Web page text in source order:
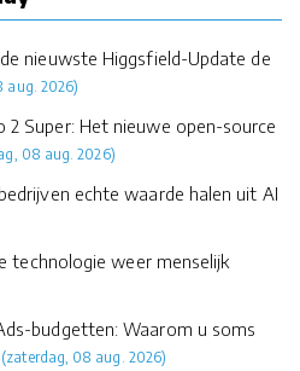
nieuwste Higgsfield-Update de
aug. 2026)
Super: Het nieuwe open-source
08 aug. 2026)
echte waarde halen uit AI
technologie weer menselijk
budgetten: Waarom u soms
(zaterdag, 08 aug. 2026)